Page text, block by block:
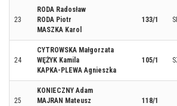
23
RODA Radosław
RODA Piotr
MASZKA Karol
133/1
24
CYTROWSKA Małgorzata
WĘŻYK Kamila
KAPKA-PLEWA Agnieszka
105/1
25
KONIECZNY Adam
MAJRAN Mateusz
118/1